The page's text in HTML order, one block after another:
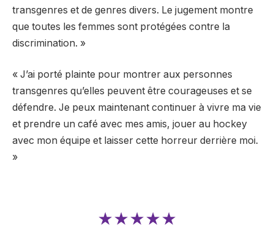
transgenres et de genres divers. Le jugement montre
que toutes les femmes sont protégées contre la
discrimination. »
« J’ai porté plainte pour montrer aux personnes
transgenres qu’elles peuvent être courageuses et se
défendre. Je peux maintenant continuer à vivre ma vie
et prendre un café avec mes amis, jouer au hockey
avec mon équipe et laisser cette horreur derrière moi.
»
★★★★★